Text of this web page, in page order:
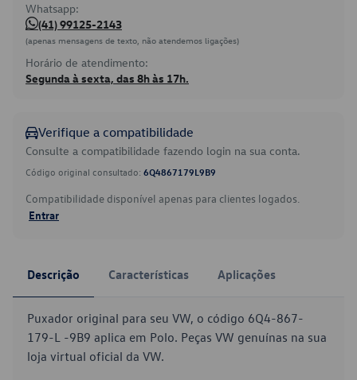
Whatsapp:
(41) 99125-2143
(apenas mensagens de texto, não atendemos ligações)
Horário de atendimento:
Segunda à sexta, das 8h às 17h.
Verifique a compatibilidade
Consulte a compatibilidade fazendo login na sua conta.
Código original consultado: 6Q4867179L9B9
Compatibilidade disponível apenas para clientes logados.
Entrar
Descrição Características Aplicações
Puxador original para seu VW, o código 6Q4-867-
179-L -9B9 aplica em Polo. Peças VW genuínas na sua
loja virtual oficial da VW.